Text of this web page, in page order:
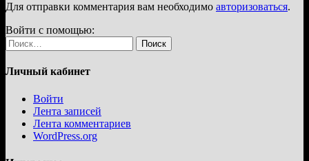
Для отправки комментария вам необходимо авторизоваться.
Войти с помощью:
Найти:
Личный кабинет
Войти
Лента записей
Лента комментариев
WordPress.org